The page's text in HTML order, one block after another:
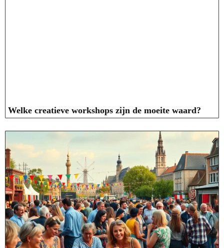
Welke creatieve workshops zijn de moeite waard?